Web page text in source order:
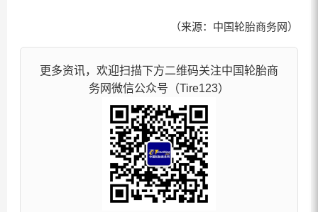
（来源：中国轮胎商务网）
更多资讯，欢迎扫描下方二维码关注中国轮胎商
务网微信公众号（Tire123）